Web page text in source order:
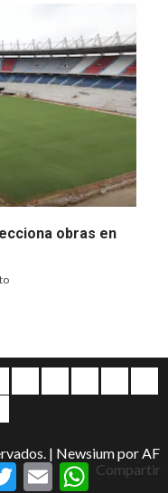
obras en
| Newsiumpor AF
TwitterEmail WhatsApp
Compartir